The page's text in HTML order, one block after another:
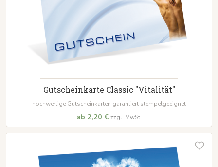
Gutscheinkarte Classic "Vitalität"
hochwertige Gutscheinkarten garantiert stempelgeeignet
ab 2,20 € zzgl. MwSt.